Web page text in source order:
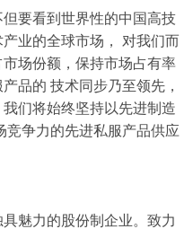
要看到世界性的中国高技
业的全球市场， 对我们而
场份额，保持市场占有率
品的 技术同步乃至领先，
们将始终坚持以先进制造
竞争力的先进私服产品供应
魅力的股份制企业。致力